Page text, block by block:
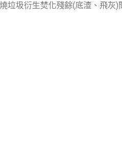
垃圾衍生焚化殘餘(底渣、飛灰